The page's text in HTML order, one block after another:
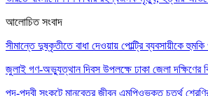
আলোচিত সংবাদ
সীমান্তে দুষ্কৃতীতে বাধা দেওয়ায় পোল্ট্রি ব্যবসায়ীকে
জুলাই গণ-অভ্যুত্থান দিবস উপলক্ষে ঢাকা জেলা দক্ষিণের
পদ-পদবী সংকটে মানবেতর জীবন এমপিওভুক্ত চতুর্থ শ্রেণির